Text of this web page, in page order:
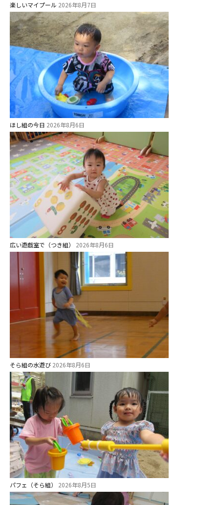
楽しいマイプール 2026年8月7日
ほし組の今日 2026年8月6日
広い遊戯室で（つき組） 2026年8月6日
そら組の水遊び 2026年8月6日
パフェ（そら組） 2026年8月5日